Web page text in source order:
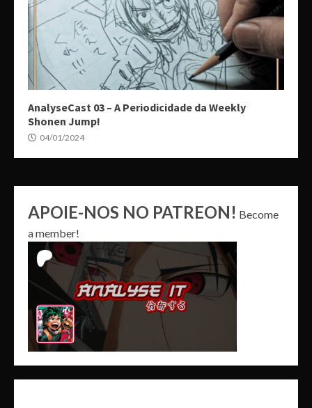
AnalyseCast 03 – A Periodicidade da Weekly
Shonen Jump!
04/01/2024
APOIE-NOS NO PATREON! Become
a member!